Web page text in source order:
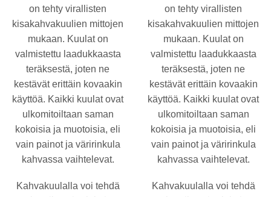
on tehty virallisten
kisakahvakuulien mittojen
mukaan. Kuulat on
valmistettu laadukkaasta
teräksestä, joten ne
kestävät erittäin kovaakin
käyttöä. Kaikki kuulat ovat
ulkomitoiltaan saman
kokoisia ja muotoisia, eli
vain painot ja väririnkula
kahvassa vaihtelevat.
Kahvakuulalla voi tehdä
on tehty virallisten
kisakahvakuulien mittojen
mukaan. Kuulat on
valmistettu laadukkaasta
teräksestä, joten ne
kestävät erittäin kovaakin
käyttöä. Kaikki kuulat ovat
ulkomitoiltaan saman
kokoisia ja muotoisia, eli
vain painot ja väririnkula
kahvassa vaihtelevat.
Kahvakuulalla voi tehdä